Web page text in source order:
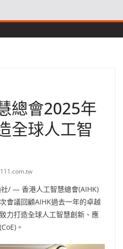
總會2025年
全球人工智
/ — 香港人工智慧總會(AIHK)
會議回顧AIHK過去一年的卓越
打造全球人工智慧創新、應
。